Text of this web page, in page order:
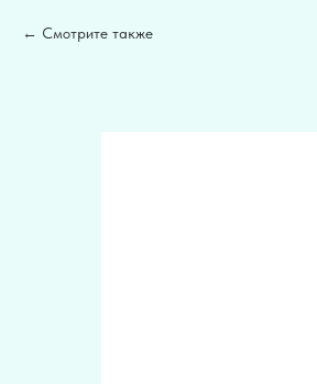
Смотрите также